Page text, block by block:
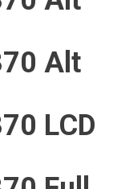
Alt
LCD